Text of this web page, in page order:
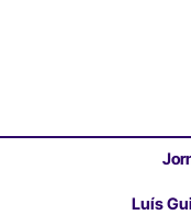
Luís